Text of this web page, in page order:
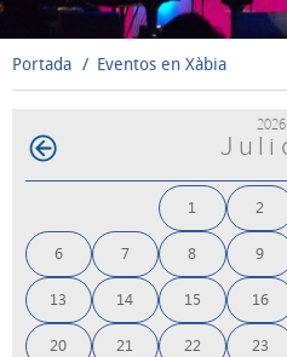
Portada Eventos en Xàbia
2026
1 2
6 7 8 9
13 14 15 16
20 21 22 23